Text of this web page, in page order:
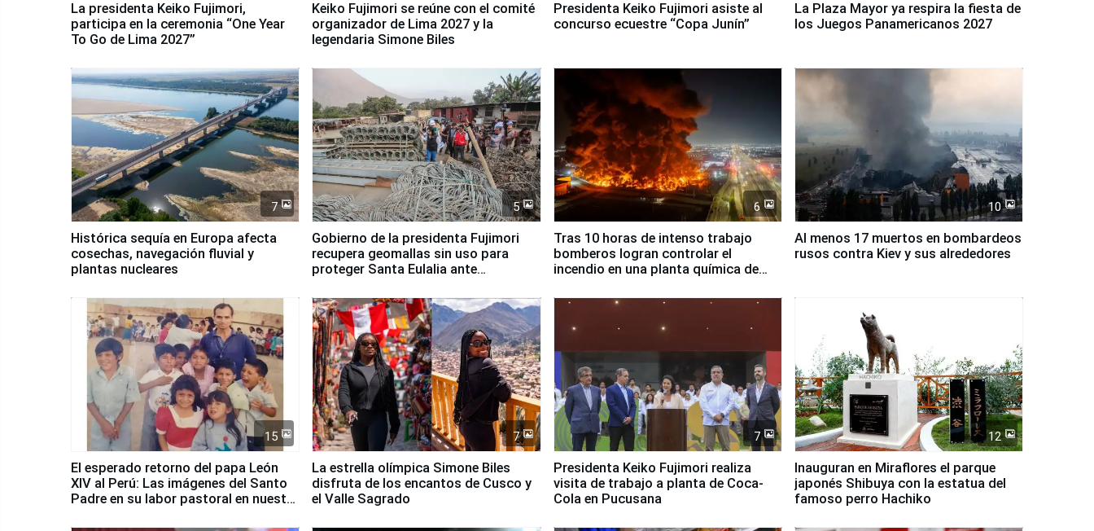
La presidenta Keiko Fujimori,
participa en la ceremonia “One Year
To Go de Lima 2027”
Keiko Fujimori se reúne con el comité
organizador de Lima 2027 y la
legendaria Simone Biles
Presidenta Keiko Fujimori asiste al
concurso ecuestre “Copa Junín”
La Plaza Mayor ya respira la fiesta de
los Juegos Panamericanos 2027
7
Histórica sequía en Europa afecta
cosechas, navegación fluvial y
plantas nucleares
5
Gobierno de la presidenta Fujimori
recupera geomallas sin uso para
proteger Santa Eulalia ante
6
Tras 10 horas de intenso trabajo
bomberos logran controlar el
incendio en una planta química de
10
Al menos 17 muertos en bombardeos
rusos contra Kiev y sus alrededores
15
El esperado retorno del papa León
XIV al Perú: Las imágenes del Santo
Padre en su labor pastoral en nuestro
7
La estrella olímpica Simone Biles
disfruta de los encantos de Cusco y
el Valle Sagrado
7
Presidenta Keiko Fujimori realiza
visita de trabajo a planta de Coca-
Cola en Pucusana
12
Inauguran en Miraflores el parque
japonés Shibuya con la estatua del
famoso perro Hachiko